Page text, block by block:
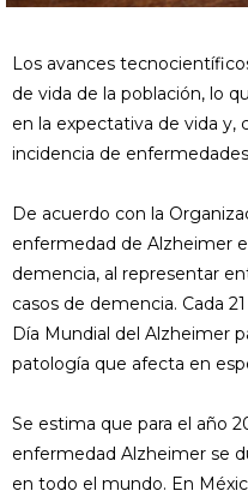
Los avances
de vida de la población, lo
en la expectativa de vida y,
incidencia de
De acuerdo con la
enfermedad de Alzheimer
demencia, al representar
casos de demencia. Cada
Día Mundial del Alzheimer
patología que afecta en
Se estima que para el año
enfermedad Alzheimer se
en todo el mundo. En